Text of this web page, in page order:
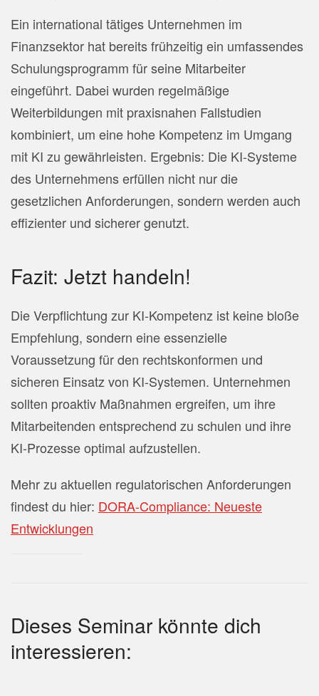
Ein international tätiges Unternehmen im
Finanzsektor hat bereits frühzeitig ein umfassendes
Schulungsprogramm für seine Mitarbeiter
eingeführt. Dabei wurden regelmäßige
Weiterbildungen mit praxisnahen Fallstudien
kombiniert, um eine hohe Kompetenz im Umgang
mit KI zu gewährleisten. Ergebnis: Die KI-Systeme
des Unternehmens erfüllen nicht nur die
gesetzlichen Anforderungen, sondern werden auch
effizienter und sicherer genutzt.
Fazit: Jetzt handeln!
Die Verpflichtung zur KI-Kompetenz ist keine bloße
Empfehlung, sondern eine essenzielle
Voraussetzung für den rechtskonformen und
sicheren Einsatz von KI-Systemen. Unternehmen
sollten proaktiv Maßnahmen ergreifen, um ihre
Mitarbeitenden entsprechend zu schulen und ihre
KI-Prozesse optimal aufzustellen.
Mehr zu aktuellen regulatorischen Anforderungen
findest du hier: DORA-Compliance: Neueste
Entwicklungen
Dieses Seminar könnte dich
interessieren: